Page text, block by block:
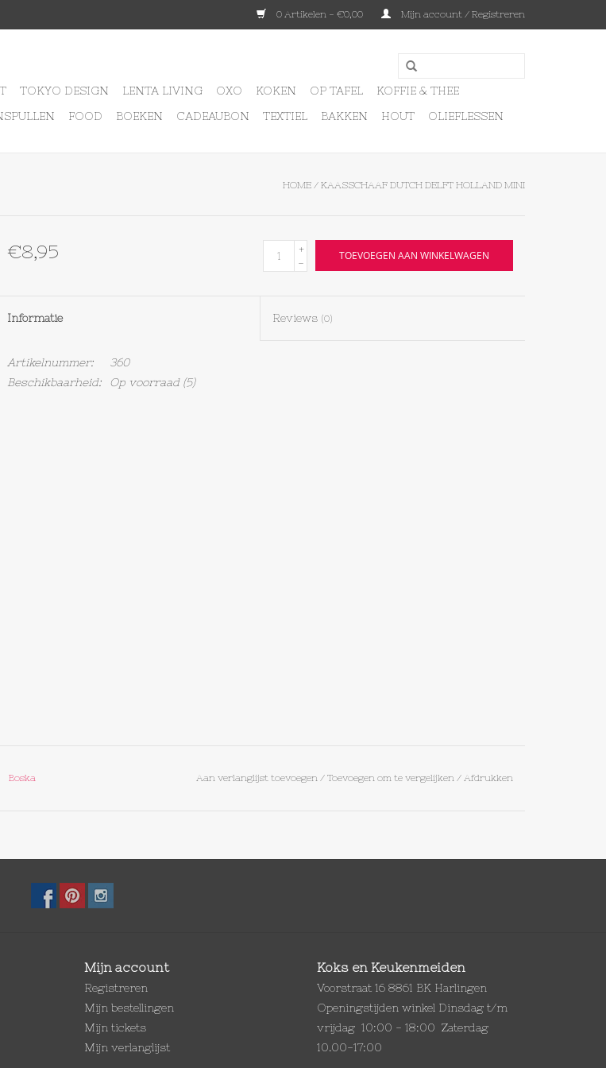
0 Artikelen - €0,00 Mijn account / Registreren
TOKYO DESIGN LENTA LIVING OXO KOKEN OP TAFEL
KOFFIE & THEE
FOOD BOEKEN CADEAUBON TEXTIEL BAKKEN HOUT OLIEFLESSEN
HOME / KAASSCHAAF DUTCH DELFT HOLLAND MINI
€8,95
+
-
TOEVOEGEN AAN WINKELWAGEN
Informatie Reviews (0)
Artikelnummer:
360
Beschikbaarheid:
Op voorraad(5)
Boska Aan verlanglijst toevoegen / Toevoegen om te vergelijken / Afdrukken
Mijn account
Registreren
Mijn bestellingen
Mijn tickets
Mijn verlanglijst
Koks en Keukenmeiden
Voorstraat 16 8861 BK Harlingen
Openingstijden winkel Dinsdag t/m
vrijdag 10:00 - 18:00 Zaterdag
10.00-17:00